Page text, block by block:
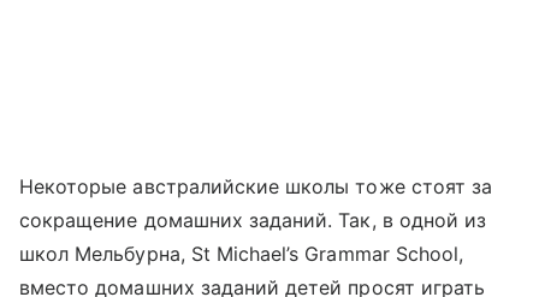
Некоторые австралийские школы тоже стоят за
сокращение домашних заданий. Так, в одной из
школ Мельбурна, St Michael’s Grammar School,
вместо домашних заданий детей просят играть